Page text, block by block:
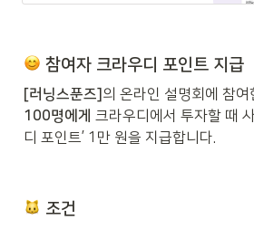
회에서는 이창민 대표님께서 회사와
아래 내용을 확인하시고, 신청 양식
==================== 🔹 온라
인 설명회 안내 🔹 - 장소 : 온라인(링
크는 추후 공유해드릴 예정입니다.) -
일시 : 2025년 10월 28일 화요일 오
되는 경우, 남겨주신 연락처로 안내
참여자 크라우디 포인트 지급
[러닝스푼즈] 의 온라인 설명회에 참여
100명에게 크라우디에서 투자할 때
디 포인트’ 1만 원을 지급합니다.
조건